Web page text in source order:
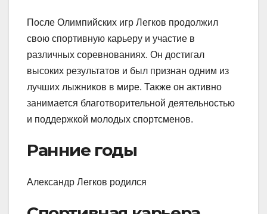
После Олимпийских игр Легков продолжил
свою спортивную карьеру и участие в
различных соревнованиях. Он достигал
высоких результатов и был признан одним из
лучших лыжников в мире. Также он активно
занимается благотворительной деятельностью
и поддержкой молодых спортсменов.
Ранние годы
Александр Легков родился